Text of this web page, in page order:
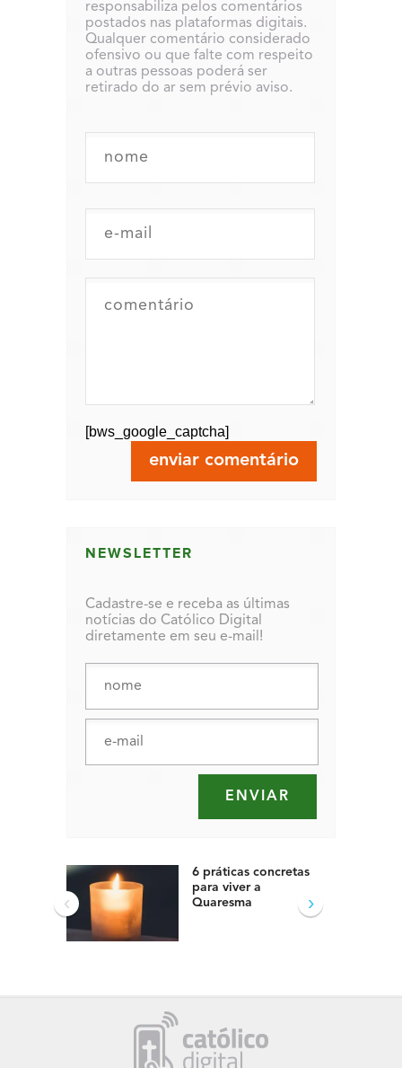
responsabiliza pelos comentários
postados nas plataformas digitais.
Qualquer comentário considerado
ofensivo ou que falte com respeito
a outras pessoas poderá ser
retirado do ar sem prévio aviso.
[bws_google_captcha]
NEWSLETTER
Cadastre-se e receba as últimas
notícias do Católico Digital
diretamente em seu e-mail!
6 práticas concretas
para viver a
Quaresma
‹ ›